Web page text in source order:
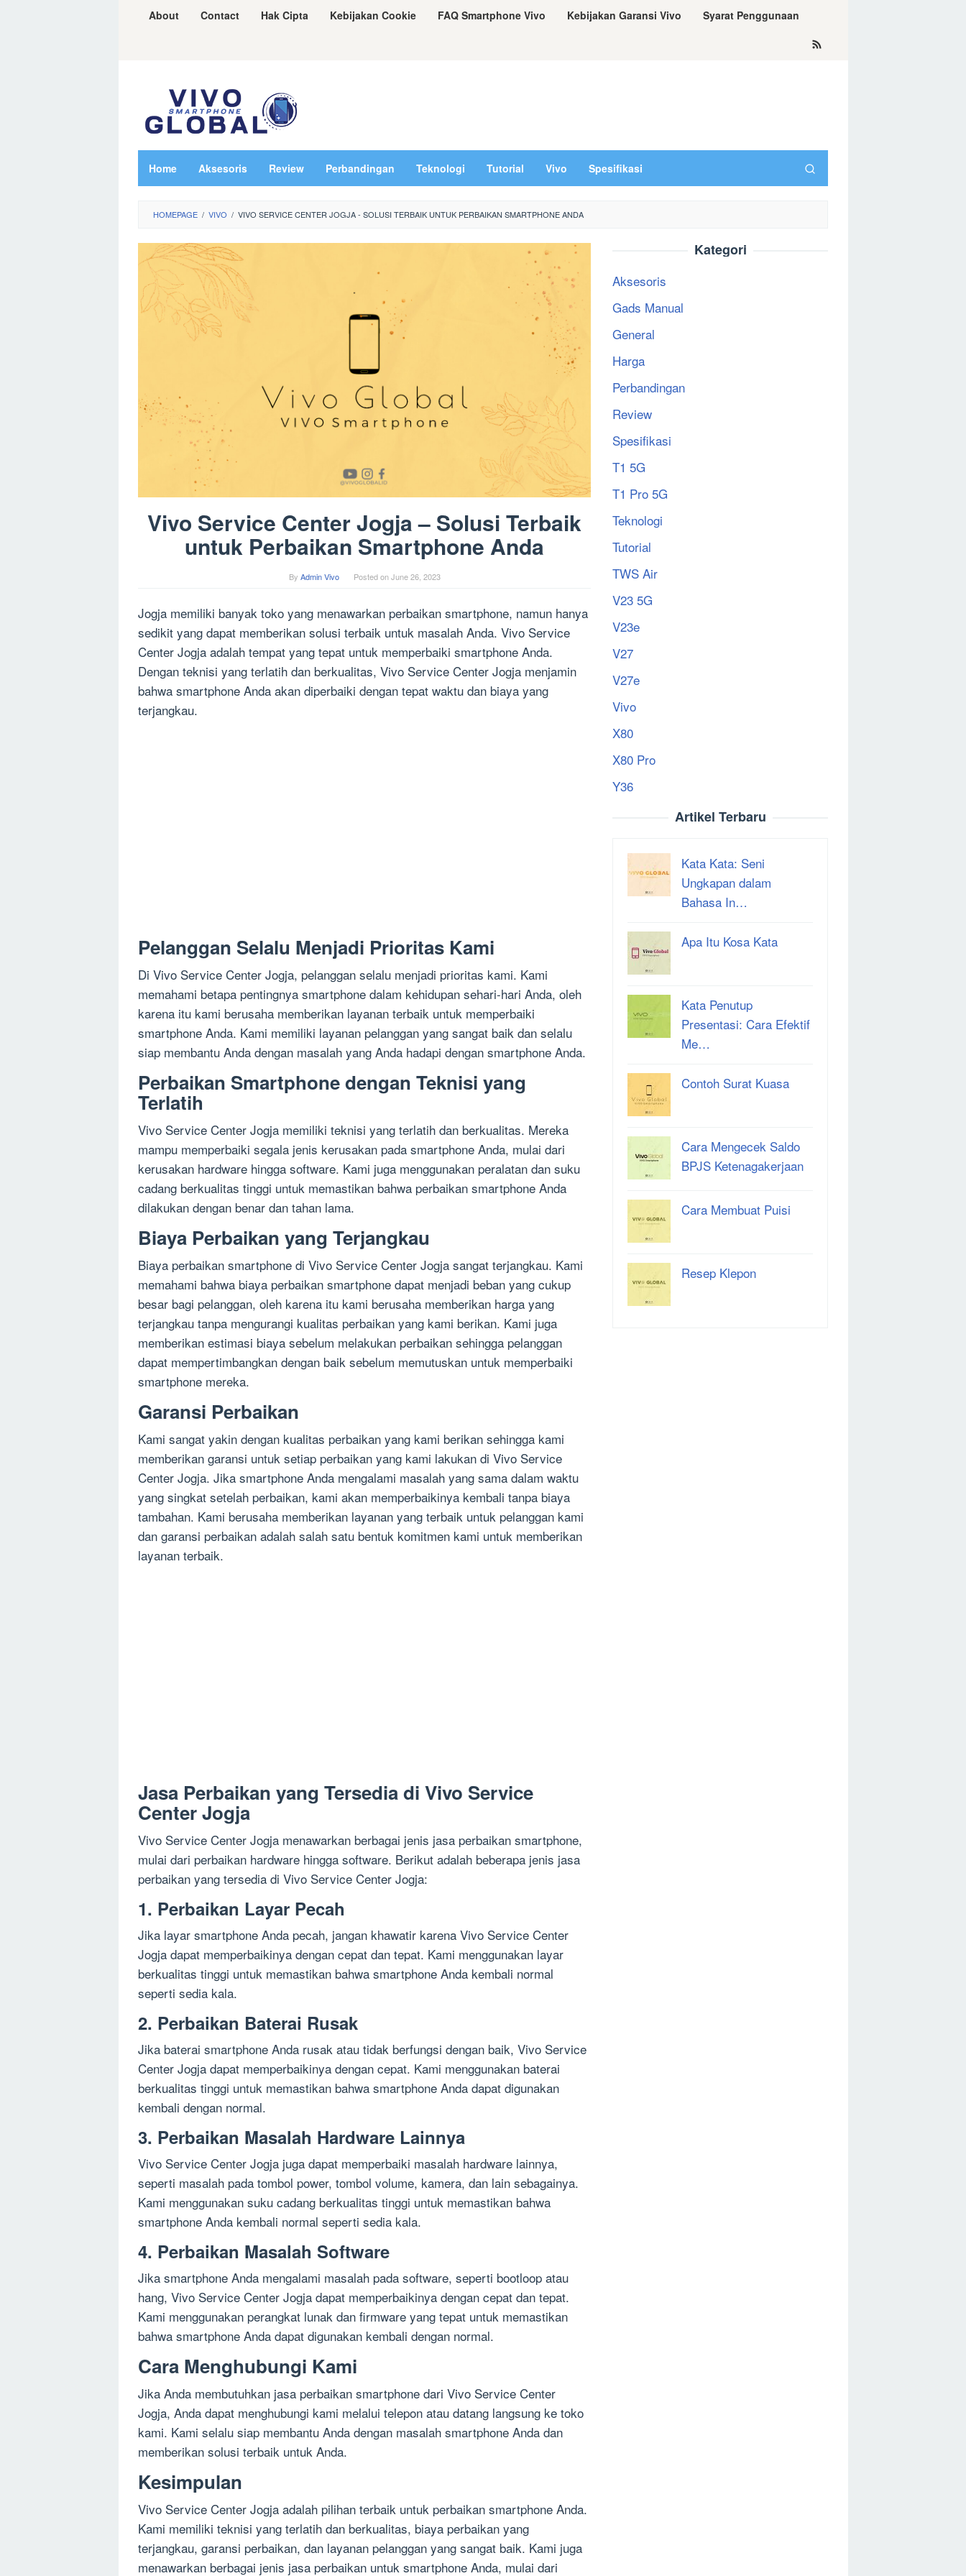
About Contact Hak Cipta Kebijakan Cookie FAQ Smartphone Vivo Kebijakan Garansi Vivo Syarat Penggunaan
Home Aksesoris Review Perbandingan Teknologi Tutorial Vivo Spesifikasi
HOMEPAGE / VIVO / VIVO SERVICE CENTER JOGJA - SOLUSI TERBAIK UNTUK PERBAIKAN SMARTPHONE ANDA
Vivo Service Center Jogja – Solusi Terbaik
untuk Perbaikan Smartphone Anda
By Admin Vivo Posted onJune 26, 2023
Jogja memiliki banyak toko yang menawarkan perbaikan smartphone, namun hanya
sedikit yang dapat memberikan solusi terbaik untuk masalah Anda. Vivo Service
Center Jogja adalah tempat yang tepat untuk memperbaiki smartphone Anda.
Dengan teknisi yang terlatih dan berkualitas, Vivo Service Center Jogja menjamin
bahwa smartphone Anda akan diperbaiki dengan tepat waktu dan biaya yang
terjangkau.
Pelanggan Selalu Menjadi Prioritas Kami
Di Vivo Service Center Jogja, pelanggan selalu menjadi prioritas kami. Kami
memahami betapa pentingnya smartphone dalam kehidupan sehari-hari Anda, oleh
karena itu kami berusaha memberikan layanan terbaik untuk memperbaiki
smartphone Anda. Kami memiliki layanan pelanggan yang sangat baik dan selalu
siap membantu Anda dengan masalah yang Anda hadapi dengan smartphone Anda.
Perbaikan Smartphone dengan Teknisi yang
Terlatih
Vivo Service Center Jogja memiliki teknisi yang terlatih dan berkualitas. Mereka
mampu memperbaiki segala jenis kerusakan pada smartphone Anda, mulai dari
kerusakan hardware hingga software. Kami juga menggunakan peralatan dan suku
cadang berkualitas tinggi untuk memastikan bahwa perbaikan smartphone Anda
dilakukan dengan benar dan tahan lama.
Biaya Perbaikan yang Terjangkau
Biaya perbaikan smartphone di Vivo Service Center Jogja sangat terjangkau. Kami
memahami bahwa biaya perbaikan smartphone dapat menjadi beban yang cukup
besar bagi pelanggan, oleh karena itu kami berusaha memberikan harga yang
terjangkau tanpa mengurangi kualitas perbaikan yang kami berikan. Kami juga
memberikan estimasi biaya sebelum melakukan perbaikan sehingga pelanggan
dapat mempertimbangkan dengan baik sebelum memutuskan untuk memperbaiki
smartphone mereka.
Garansi Perbaikan
Kami sangat yakin dengan kualitas perbaikan yang kami berikan sehingga kami
memberikan garansi untuk setiap perbaikan yang kami lakukan di Vivo Service
Center Jogja. Jika smartphone Anda mengalami masalah yang sama dalam waktu
yang singkat setelah perbaikan, kami akan memperbaikinya kembali tanpa biaya
tambahan. Kami berusaha memberikan layanan yang terbaik untuk pelanggan kami
dan garansi perbaikan adalah salah satu bentuk komitmen kami untuk memberikan
layanan terbaik.
Jasa Perbaikan yang Tersedia di Vivo Service
Center Jogja
Vivo Service Center Jogja menawarkan berbagai jenis jasa perbaikan smartphone,
mulai dari perbaikan hardware hingga software. Berikut adalah beberapa jenis jasa
perbaikan yang tersedia di Vivo Service Center Jogja:
1. Perbaikan Layar Pecah
Jika layar smartphone Anda pecah, jangan khawatir karena Vivo Service Center
Jogja dapat memperbaikinya dengan cepat dan tepat. Kami menggunakan layar
berkualitas tinggi untuk memastikan bahwa smartphone Anda kembali normal
seperti sedia kala.
2. Perbaikan Baterai Rusak
Jika baterai smartphone Anda rusak atau tidak berfungsi dengan baik, Vivo Service
Center Jogja dapat memperbaikinya dengan cepat. Kami menggunakan baterai
berkualitas tinggi untuk memastikan bahwa smartphone Anda dapat digunakan
kembali dengan normal.
3. Perbaikan Masalah Hardware Lainnya
Vivo Service Center Jogja juga dapat memperbaiki masalah hardware lainnya,
seperti masalah pada tombol power, tombol volume, kamera, dan lain sebagainya.
Kami menggunakan suku cadang berkualitas tinggi untuk memastikan bahwa
smartphone Anda kembali normal seperti sedia kala.
4. Perbaikan Masalah Software
Jika smartphone Anda mengalami masalah pada software, seperti bootloop atau
hang, Vivo Service Center Jogja dapat memperbaikinya dengan cepat dan tepat.
Kami menggunakan perangkat lunak dan firmware yang tepat untuk memastikan
bahwa smartphone Anda dapat digunakan kembali dengan normal.
Cara Menghubungi Kami
Jika Anda membutuhkan jasa perbaikan smartphone dari Vivo Service Center
Jogja, Anda dapat menghubungi kami melalui telepon atau datang langsung ke toko
kami. Kami selalu siap membantu Anda dengan masalah smartphone Anda dan
memberikan solusi terbaik untuk Anda.
Kesimpulan
Vivo Service Center Jogja adalah pilihan terbaik untuk perbaikan smartphone Anda.
Kami memiliki teknisi yang terlatih dan berkualitas, biaya perbaikan yang
terjangkau, garansi perbaikan, dan layanan pelanggan yang sangat baik. Kami juga
menawarkan berbagai jenis jasa perbaikan untuk smartphone Anda, mulai dari
Kategori
Aksesoris
Gads Manual
General
Harga
Perbandingan
Review
Spesifikasi
T1 5G
T1 Pro 5G
Teknologi
Tutorial
TWS Air
V23 5G
V23e
V27
V27e
Vivo
X80
X80 Pro
Y36
Artikel Terbaru
Kata Kata: Seni
Ungkapan dalam
Bahasa In…
Apa Itu Kosa Kata
Kata Penutup
Presentasi: Cara Efektif
Me…
Contoh Surat Kuasa
Cara Mengecek Saldo
BPJS Ketenagakerjaan
Cara Membuat Puisi
Resep Klepon